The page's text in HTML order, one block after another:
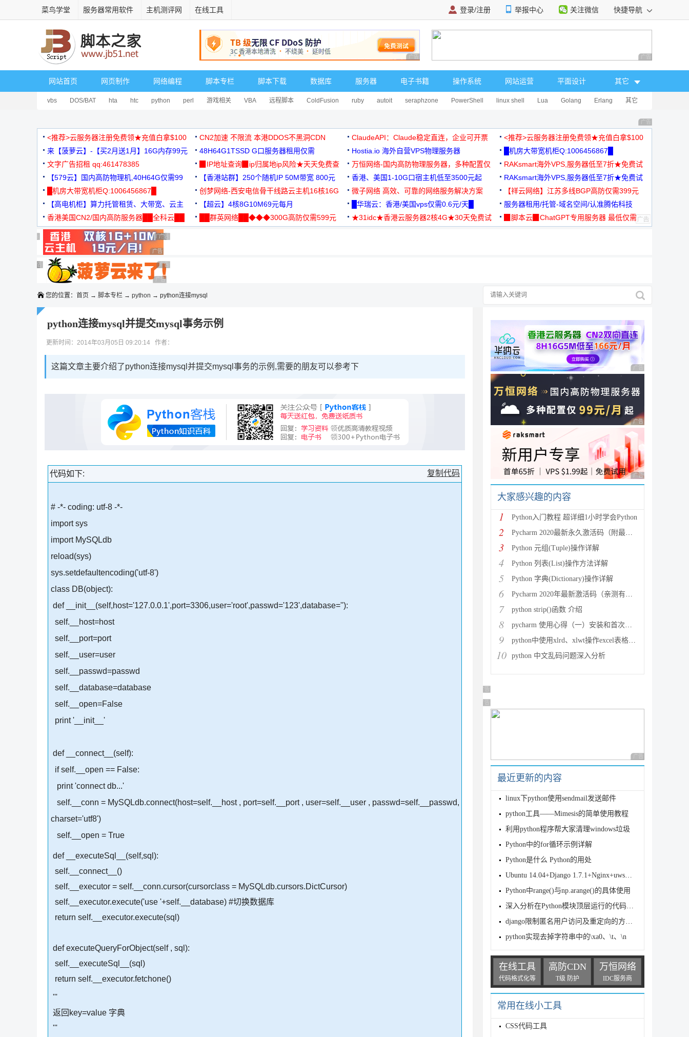
菜鸟学堂 服务器常用软件 主机测评网 在线工具 登录/注册 举报中心 关注微信 快捷导航
广告 商业广告，理性选择 广告 商业广告，理
网站首页 网页制作 网络编程 脚本专栏 脚本下载 数据库 服务器 电子书籍 操作系统 网站运营 平面设计 其它
vbs DOS/BAT hta htc python perl 游戏相关 VBA 远程脚本 ColdFusion ruby autoit seraphzone PowerShell linux shell Lua Golang Erlang 其它
广告 商业广告，理
<推荐>云服务器注册免费领★充值白拿$100 CN2加速 不限流 本港DDOS不黑洞CDN ClaudeAPI：Claude稳定直连，企业可开票
<推荐>云服务器注册免费领★充值白拿$100
来【菠萝云】-【买2月送1月】16G内存99元
48H64G1TSSD G口服务器租用仅需
3000+可免费测试
Hostia.io 海外自营VPS物理服务器
█机房大带宽机柜Q:1006456867█
文字广告招租 qq:461478385
▉IP地址查询▉ip归属地ip风险★天天免费查
万恒网络-国内高防物理服务器，多种配置仅
99元/月起
RAKsmart海外VPS,服务器低至7折★免费试
用★
【579云】国内高防物理机,40H64G仅需99
元
【香港站群】250个随机IP 50M带宽 800元 香港、美国1-10G口宿主机低至3500元起
RAKsmart海外VPS,服务器低至7折★免费试
用★
█机房大带宽机柜Q:1006456867█
创梦网络-西安电信骨干线路云主机16核16G
88元/月
微子网络 高效、可靠的网络服务解决方案
【祥云网络】江苏多线BGP高防仅需399元
【高电机柜】算力托管租赁、大带宽、云主
机
【超云】4核8G10M69元每月 █华瑞云：香港/美国vps仅需0.6元/天█
服务器租用/托管-域名空间/认准腾佑科技
香港美国CN2/国内高防服务器██全科云██
██群英网络██◆◆◆300G高防仅需599元
★31idc★香港云服务器2核4G★30天免费试
▉脚本云▉ChatGPT专用服务器 最低仅需
广告 商业广告，理性选择
广告 商业广告，理性选择
广告 商业广告，理性选择
广告 商业广告，理性选择
广告 商业广告，理性选择
广告 商业广告，理性选择
广告 商业广告，理性选择
广告 商业广告，理性选择
广告 商业广告，理性选择
广告 商业广告，理性选择
您的位置： 首页 → 脚本专栏 → python → python连接mysql
python连接mysql并提交mysql事务示例
更新时间：2014年03月05日 09:20:14 作者：
这篇文章主要介绍了python连接mysql并提交mysql事务的示例,需要的朋友可以参考下
复制代码
代码如下:
# -*- coding: utf-8 -*-
import sys
import MySQLdb
reload(sys)
sys.setdefaultencoding('utf-8')
class DB(object):
def __init__(self,host='127.0.0.1',port=3306,user='root',passwd='123',database=''):
self.__host=host
self.__port=port
self.__user=user
self.__passwd=passwd
self.__database=database
self.__open=False
print '__init__'
def __connect__(self):
if self.__open == False:
print 'connect db...'
self.__conn = MySQLdb.connect(host=self.__host , port=self.__port , user=self.__user , passwd=self.__passwd,
charset='utf8')
self.__open = True
def __executeSql__(self,sql):
self.__connect__()
self.__executor = self.__conn.cursor(cursorclass = MySQLdb.cursors.DictCursor)
self.__executor.execute('use '+self.__database) #切换数据库
return self.__executor.execute(sql)
def executeQueryForObject(self , sql):
self.__executeSql__(sql)
return self.__executor.fetchone()
'''
返回key=value 字典
'''
广告 商业广告，理性
广告 商业广告，理性
广告 商业广告，理性
大家感兴趣的内容
1 Python入门教程 超详细1小时学会Python
2 Pycharm 2020最新永久激活码（附最新激活码和插件
3 Python 元组(Tuple)操作详解
4 Python 列表(List)操作方法详解
5 Python 字典(Dictionary)操作详解
6 Pycharm 2020年最新激活码（亲测有效）
7 python strip()函数 介绍
8 pycharm 使用心得（一）安装和首次使用
9 python中使用xlrd、xlwt操作excel表格详解
10 python 中文乱码问题深入分析
广告 商业广告，理性选择
广告 商业广告，理性选择
广告 商业广告，理性
最近更新的内容
linux下python使用sendmail发送邮件
python工具——Mimesis的简单使用教程
利用python程序帮大家清理windows垃圾
Python中的for循环示例详解
Python是什么 Python的用处
Ubuntu 14.04+Django 1.7.1+Nginx+uwsgi部
Python中range()与np.arange()的具体使用
深入分析在Python模块顶层运行的代码引起的一个Bug
django限制匿名用户访问及重定向的方法实例
python实现去掉字符串中的\xa0、\t、\n
在线工具
代码格式化等
高防CDN
T级 防护
万恒网络
IDC服务商
常用在线小工具
CSS代码工具